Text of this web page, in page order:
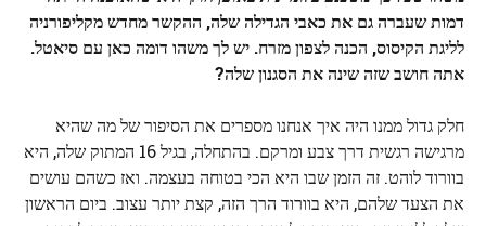
דמות שעברה גם את כאבי הגדילה שלה, ההקשר מחדש מקליפורניה
לליגת הקיסוס, הכנה לצפון מזרח. יש לך משהו דומה כאן עם סיאטל.
אתה חושב שזה שינה את הסגנון שלה?
חלק גדול ממנו היה איך אנחנו מספרים את הסיפור של מה שהיא
מרגישה רגשית דרך צבע ומרקם. בהתחלה, בגיל 16 המתוק שלה, היא
בוורוד לוהט. זה הזמן שבו היא הכי בטוחה בעצמה. ואז כשהם עושים
את הצעד שלהם, היא בוורוד הרך הזה, קצת יותר עצוב. ביום הראשון